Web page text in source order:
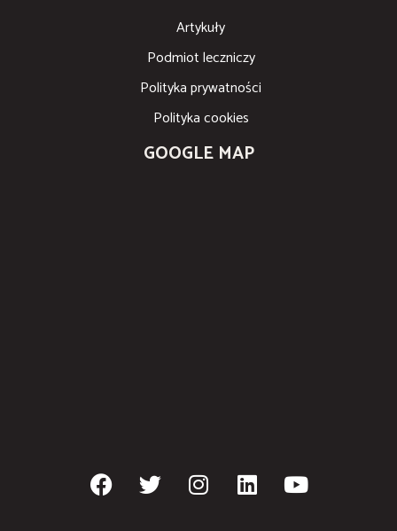
Artykuły
Podmiot leczniczy
Polityka prywatności
Polityka cookies
GOOGLE MAP